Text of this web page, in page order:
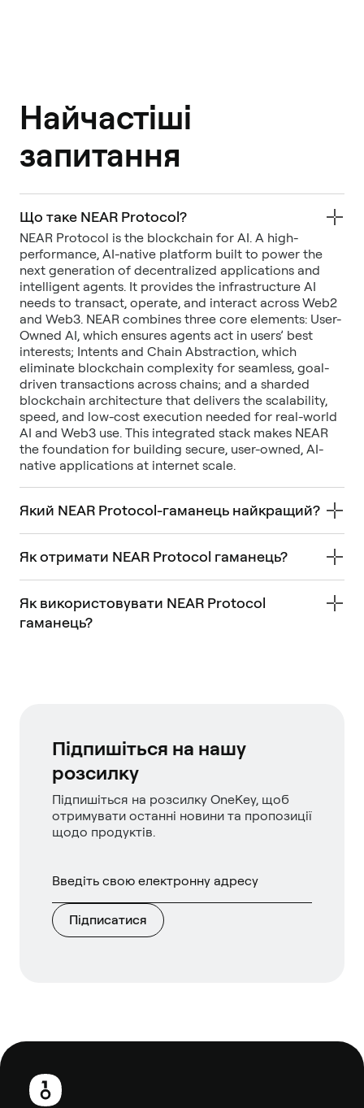
Найчастіші
запитання
Що таке NEAR Protocol?
NEAR Protocol is the blockchain for AI. A high-
performance, AI-native platform built to power the
next generation of decentralized applications and
intelligent agents. It provides the infrastructure AI
needs to transact, operate, and interact across Web2
and Web3. NEAR combines three core elements: User-
Owned AI, which ensures agents act in users’ best
interests; Intents and Chain Abstraction, which
eliminate blockchain complexity for seamless, goal-
driven transactions across chains; and a sharded
blockchain architecture that delivers the scalability,
speed, and low-cost execution needed for real-world
AI and Web3 use. This integrated stack makes NEAR
the foundation for building secure, user-owned, AI-
native applications at internet scale.
Який NEAR Protocol-гаманець найкращий?
Як отримати NEAR Protocol гаманець?
Як використовувати NEAR Protocol
гаманець?
Підпишіться на нашу
розсилку
Підпишіться на розсилку OneKey, щоб
отримувати останні новини та пропозиції
щодо продуктів.
Підписатися
Нижній
колонтитул